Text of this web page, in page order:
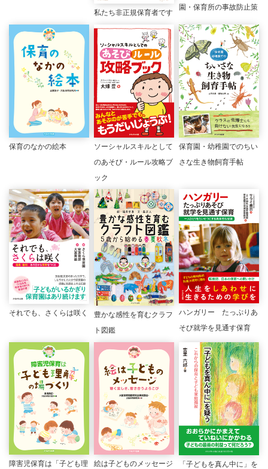
私たち非正規保育者です
園・保育所の事故防止策
保育のなかの絵本
ソーシャルスキルとして
のあそび・ルール攻略ブ
ック
保育園・幼稚園でのちい
さな生き物飼育手帖
それでも、さくらは咲く
豊かな感性を育むクラフ
ト図鑑
ハンガリー たっぷりあ
そび就学を見通す保育
障害児保育は「子ども理
絵は子どものメッセージ
「子どもを真ん中に」を